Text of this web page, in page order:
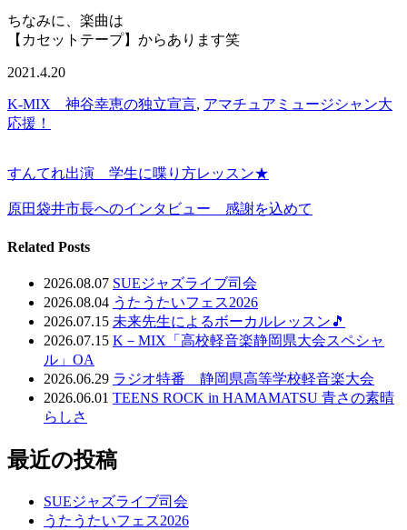
ちなみに、楽曲は
【カセットテープ】からあります笑
2021.4.20
K-MIX 神谷幸恵の独立宣言, アマチュアミュージシャン大
応援！
すんてれ出演 学生に喋り方レッスン★
原田袋井市長へのインタビュー 感謝を込めて
Related Posts
2026.08.07 SUEジャズライブ司会
2026.08.04 うたうたいフェス2026
2026.07.15 未来先生によるボーカルレッスン🎵
2026.07.15 K－MIX「高校軽音楽静岡県大会スペシャ
ル」OA
2026.06.29 ラジオ特番 静岡県高等学校軽音楽大会
2026.06.01 TEENS ROCK in HAMAMATSU 青さの素晴
らしさ
最近の投稿
SUEジャズライブ司会
うたうたいフェス2026